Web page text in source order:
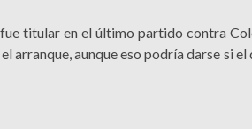
titular en el último partido contra
arranque, aunque eso podría darse si